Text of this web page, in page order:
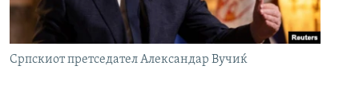
Српскиот претседател Александар Вучиќ